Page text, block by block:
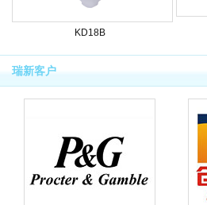
KD18B
瑞新客户